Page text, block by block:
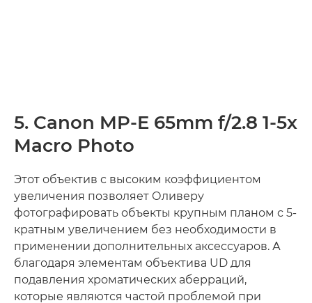
5. Canon MP-E 65mm f/2.8 1-5x
Macro Photo
Этот объектив с высоким коэффициентом
увеличения позволяет Оливеру
фотографировать объекты крупным планом с 5-
кратным увеличением без необходимости в
применении дополнительных аксессуаров. А
благодаря элементам объектива UD для
подавления хроматических аберраций,
которые являются частой проблемой при